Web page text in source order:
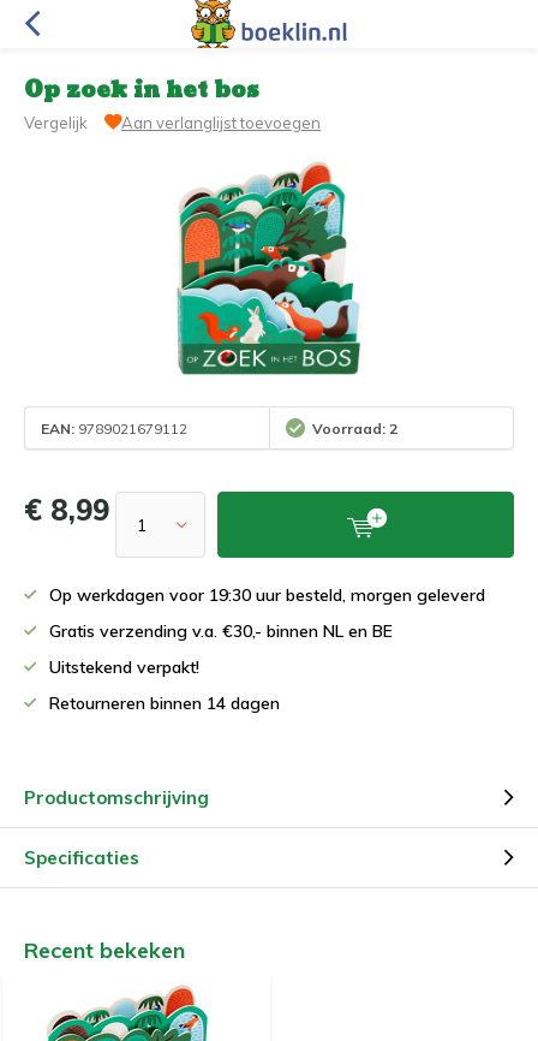
Op zoek in het bos
Vergelijk Aan verlanglijst toevoegen
EAN: 9789021679112 Voorraad: 2
€ 8,99
Op werkdagen voor 19:30 uur besteld, morgen geleverd
Gratis verzending v.a. €30,- binnen NL en BE
Uitstekend verpakt!
Retourneren binnen 14 dagen
Productomschrijving
Specificaties
Recent bekeken